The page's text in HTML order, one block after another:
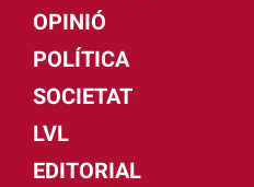
OPINIÓ
POLÍTICA
SOCIETAT
LVL
EDITORIAL